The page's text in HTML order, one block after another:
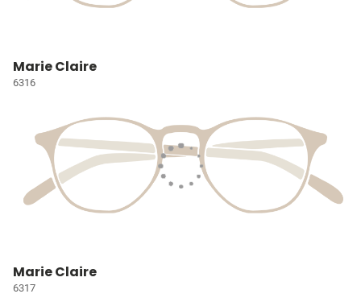
Marie Claire
6316
Marie Claire
6317